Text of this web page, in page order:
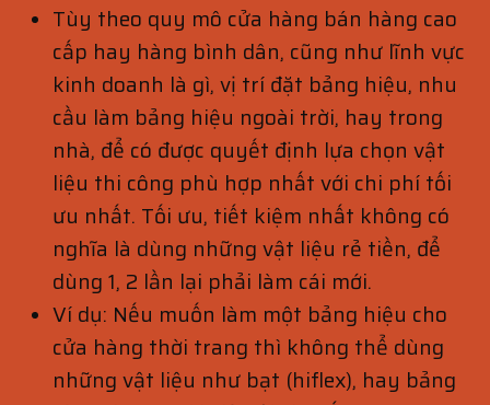
Tùy theo quy mô cửa hàng bán hàng cao
cấp hay hàng bình dân, cũng như lĩnh vực
kinh doanh là gì, vị trí đặt bảng hiệu, nhu
cầu làm bảng hiệu ngoài trời, hay trong
nhà, để có được quyết định lựa chọn vật
liệu thi công phù hợp nhất với chi phí tối
ưu nhất. Tối ưu, tiết kiệm nhất không có
nghĩa là dùng những vật liệu rẻ tiền, để
dùng 1, 2 lần lại phải làm cái mới.
Ví dụ: Nếu muốn làm một bảng hiệu cho
cửa hàng thời trang thì không thể dùng
những vật liệu như bạt (hiflex), hay bảng